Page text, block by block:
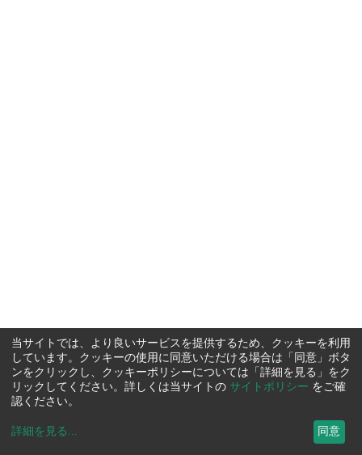
当サイトでは、より良いサービスを提供するため、クッキーを利用
しています。クッキーの使用に同意いただける場合は「同意」ボタ
ンをクリックし、クッキーポリシーについては「詳細を見る」をク
リックしてください。詳しくは当サイトの サイトポリシー をご確
認ください。
詳細を見る ... 同意